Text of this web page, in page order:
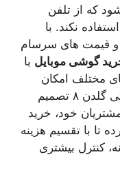
که از تلفن
نکند. با
و قیمت های سرسام
گوشی موبایل با
مختلف امکان
پذیر نباشد؛ بنابراین فروشگاه اینترنتی گلدن ۸ تصمیم
خود، خرید
تا با تقسیم هزینه
کنترل بیشتری